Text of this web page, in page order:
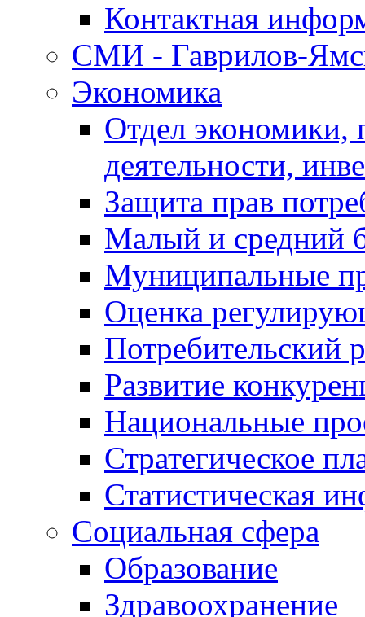
Контактная
СМИ - Гаврилов-
Экономика
Отдел экономики,
деятельности,
Защита прав
Малый и средний
Муниципальные
Оценка
Потребительский
Развитие
Национальные
Стратегическое
Статистическая
Социальная сфера
Образование
Здравоохранение